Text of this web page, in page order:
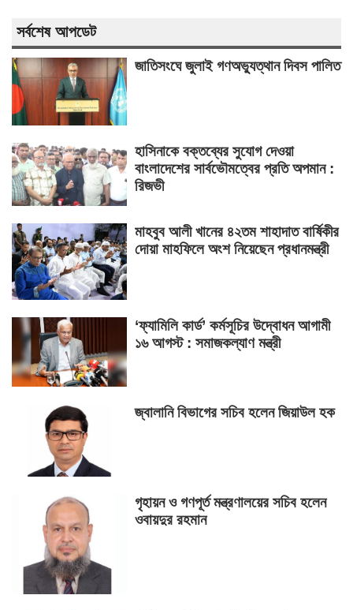
সর্বশেষ আপডেট
জাতিসংঘে জুলাই গণঅভ্যুত্থান দিবস পালিত
হাসিনাকে বক্তব্যের সুযোগ দেওয়া
বাংলাদেশের সার্বভৌমত্বের প্রতি অপমান :
রিজভী
মাহবুব আলী খানের ৪২তম শাহাদাত বার্ষিকীর
দোয়া মাহফিলে অংশ নিয়েছেন প্রধানমন্ত্রী
‘ফ্যামিলি কার্ড’ কর্মসূচির উদ্বোধন আগামী
১৬ আগস্ট : সমাজকল্যাণ মন্ত্রী
জ্বালানি বিভাগের সচিব হলেন জিয়াউল হক
গৃহায়ন ও গণপূর্ত মন্ত্রণালয়ের সচিব হলেন
ওবায়দুর রহমান